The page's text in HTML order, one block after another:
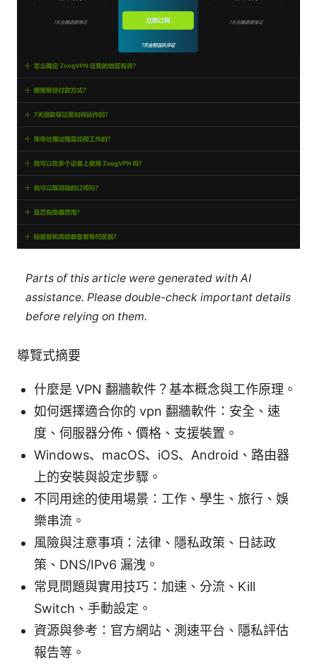
Parts of this article were generated with AI
assistance. Please double-check important details
before relying on them.
導覽式摘要
什麼是 VPN 翻牆軟件？基本概念與工作原理。
如何選擇適合你的 vpn 翻牆軟件：安全、速
度、伺服器分佈、價格、支援裝置。
Windows、macOS、iOS、Android、路由器
上的安裝與設定步驟。
不同用途的使用場景：工作、學生、旅行、娛
樂串流。
風險與注意事項：法律、隱私政策、日誌政
策、DNS/IPv6 漏洩。
常見問題與實用技巧：加速、分流、Kill
Switch、手動設定。
資源與參考：官方網站、測速平台、隱私評估
報告等。